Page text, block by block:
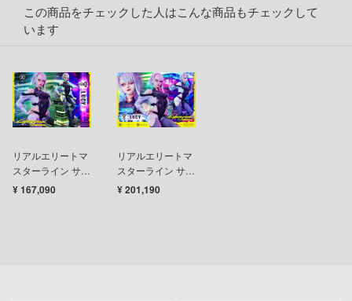
この商品をチェックした人はこんな商品もチェックして
います
リアルエリートマ
スターライン サイ
バーパンク：エッ
¥ 167,090
リアルエリートマ
スターライン サイ
バーパンク：エッ
¥ 201,190
インどこへいく?
ジブリ
ヒシリーズ
ファイターシリーズ
・ザ・ブラッド